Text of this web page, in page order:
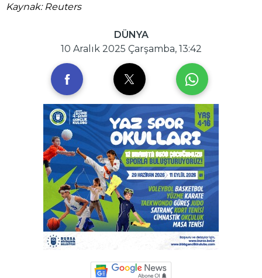
Kaynak: Reuters
DÜNYA
10 Aralık 2025 Çarşamba, 13:42